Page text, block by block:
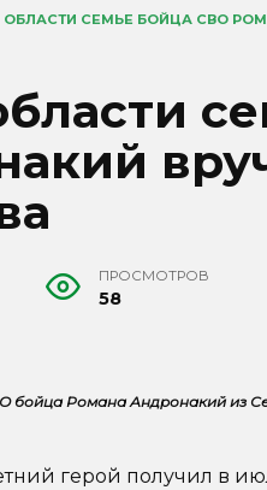
ОБЛАСТИ СЕМЬЕ БОЙЦА СВО
ПРОСМОТРОВ
58
бойца Романа Андронакий из
герой получил в